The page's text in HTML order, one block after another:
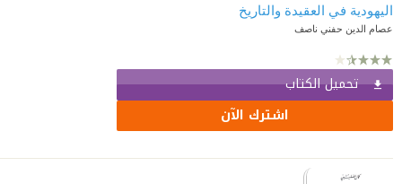
اليهودية في العقيدة والتاريخ
عصام الدين حفني ناصف
تحميل الكتاب
اشترك الآن